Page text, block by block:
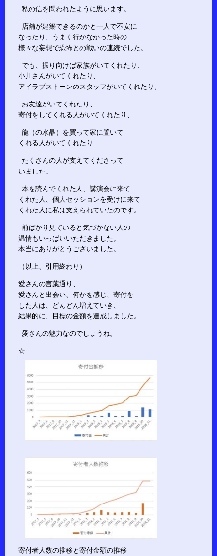
…私の信を問われたように思います。
…店舗が建築できるのかと一人で不安に
なったり、うまく行かなかった時の
様々な妄想で恐怖との戦いの連続でした。
…でも、振り向けば家族がいてくれたり、
小川さんがいてくれたり、
アイラブストーンのスタッフがいてくれたり、
…お友達がいてくれたり、
寄付をしてくれる人がいてくれたり、
…龍（の水晶）を買って家に置いて
くれる人がいてくれたり…
…たくさんの人が支えてくださって
いました。
…本を読んでくれた人、講演会に来て
くれた人、個人セッションを受けに来て
くれた人に私は支えられていたのです。
…前ばかり見ていると気づかない人の
温情もいっぱいいただきました。
本当にありがとうございました。
（以上、引用終わり）
愛さんの言葉通り、
愛さんと出会い、何かを感じ、寄付を
した人は、どんどん増えていき、
結果的に、目標の金額を達成しました。
…愛さんの魅力なのでしょうね。
☆
寄付者人数の推移と寄付金額の推移